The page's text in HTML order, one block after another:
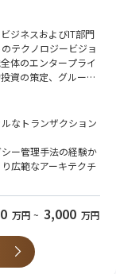
つの業務を丁寧に進
き合いながら着実に
ットする環境です。
って活躍いただける
再雇用社員の契約終
機能を担う中核人材
割りになっておら
す。自ら考え、提案
権を重視したいご志
を継続しており、預
ジネスおよびIT部門
テクノロジービジョ
体のエンタープライ
資の策定、グルー
て共有サービスおよ
よびサービスの連携
に至るまで実現する
なトランザクション
ー管理手法の経験か
広範なアーキテクチ
活用し、カスタマー
させる能力。
APIベースの統合に
参加、マイクロサー
進、企業全体の技
万円 ~ 3,000 万円